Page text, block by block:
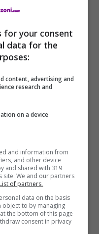
for your consent
data for the
content, advertising and
research and
on a device
and information from
and other device
and shared with 319
site. We and our partners
List of partners.
data on the basis
object to by managing
the bottom of this page
consent in privacy